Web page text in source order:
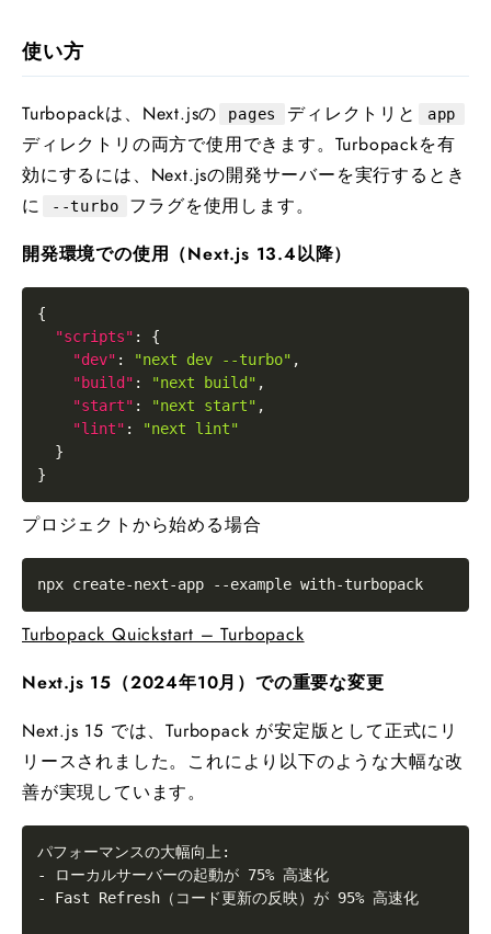
使い方
Turbopackは、Next.jsの pages ディレクトリと app
ディレクトリの両方で使用できます。Turbopackを有
効にするには、Next.jsの開発サーバーを実行するとき
に
--turbo
フラグを使用します。
開発環境での使用（Next.js 13.4以降）
{
"scripts" :
{
"dev" : "next dev --turbo" ,
"build" : "next build" ,
"start" : "next start" ,
"lint" :
"next lint"
}
}
プロジェクトから始める場合
npx create-next-app --example
Turbopack Quickstart – Turbopack
Next.js 15（2024年10月）での重要な変更
Next.js 15 では、Turbopack が安定版として正式にリ
リースされました。これにより以下のような大幅な改
善が実現しています。
パフォーマンスの大幅向上:
- ローカルサーバーの起動が 75% 高速化
- Fast Refresh（コード更新の反映）が 95% 高速化